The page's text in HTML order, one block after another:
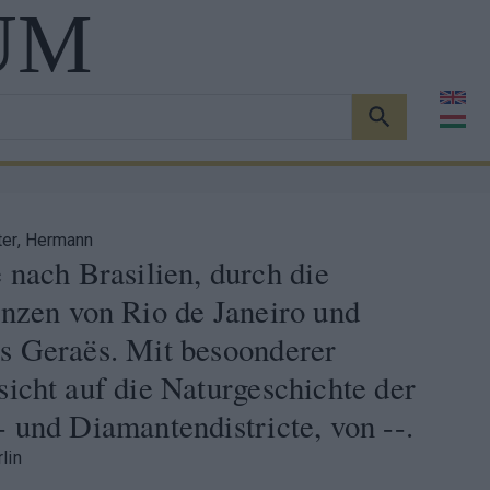
KERESÉS
Hermann
nach Brasilien, durch die
von Rio de Janeiro und
Geraës. Mit besoonderer
auf die Naturgeschichte der
und Diamantendistricte, von --.